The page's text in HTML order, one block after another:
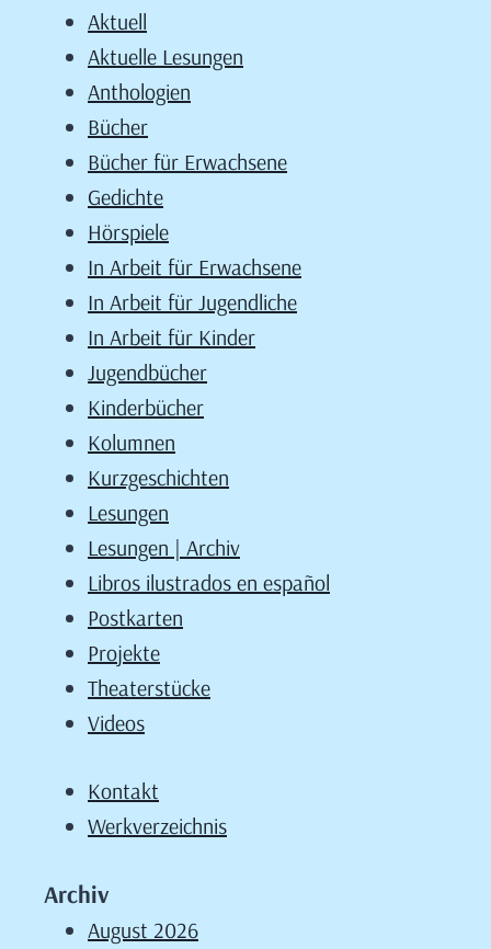
Aktuell
Aktuelle Lesungen
Anthologien
Bücher
Bücher für Erwachsene
Gedichte
Hörspiele
In Arbeit für Erwachsene
In Arbeit für Jugendliche
In Arbeit für Kinder
Jugendbücher
Kinderbücher
Kolumnen
Kurzgeschichten
Lesungen
Lesungen | Archiv
Libros ilustrados en español
Postkarten
Projekte
Theaterstücke
Videos
Kontakt
Werkverzeichnis
Archiv
August 2026